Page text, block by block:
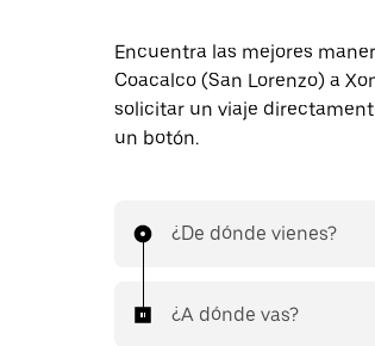
Encuentra las mejores
Coacalco (San Lorenzo) a
solicitar un viaje
un botón.
¿De dónde vienes?
¿A dónde vas?